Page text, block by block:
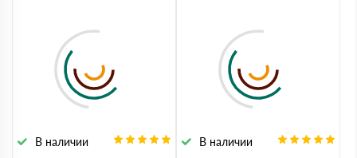
В наличии В наличии